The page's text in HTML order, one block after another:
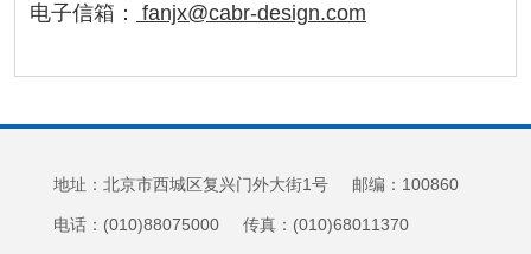
电子信箱：
fanjx@cabr-design.com
地址：北京市西城区复兴门外大街1号 邮编：100860
电话：(010)88075000 传真：(010)68011370